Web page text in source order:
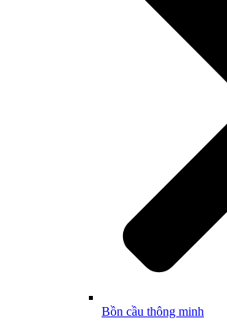
Bồn cầu thông minh